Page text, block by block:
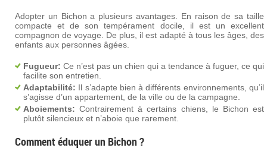
Adopter un Bichon a plusieurs avantages. En raison de sa taille
compacte et de son tempérament docile, il est un excellent
compagnon de voyage. De plus, il est adapté à tous les âges, des
enfants aux personnes âgées.
Fugueur: Ce n’est pas un chien qui a tendance à fuguer, ce qui
facilite son entretien.
Adaptabilité: Il s’adapte bien à différents environnements, qu’il
s’agisse d’un appartement, de la ville ou de la campagne.
Aboiements: Contrairement à certains chiens, le Bichon est
plutôt silencieux et n’aboie que rarement.
Comment éduquer un Bichon ?